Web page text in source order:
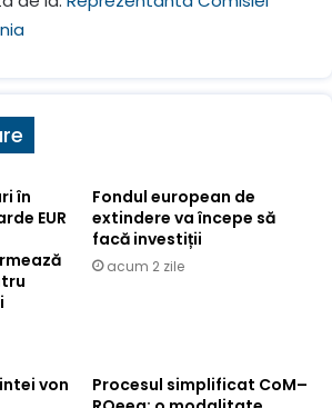
în
EUR
Fondul european de
extindere va începe să
facă investiții
acum 2 zile
von
Procesul simplificat CoM–